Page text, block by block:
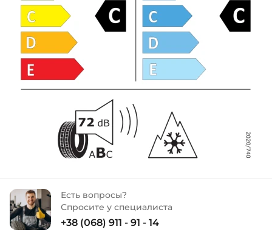
Есть вопросы?
Спросите у специалиста
+38 (068) 911 - 91 - 14